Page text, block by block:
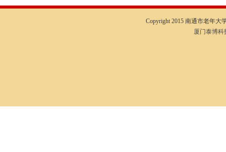
Copyright 2015 南通市老年大
厦门泰博